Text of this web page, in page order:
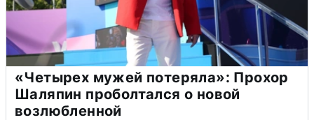
«Четырех мужей потеряла»: Прохор
Шаляпин проболтался о новой
возлюбленной